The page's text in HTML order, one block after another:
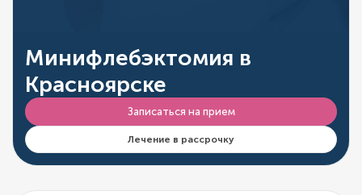
Минифлебэктомия в
Красноярске
Записаться на прием
Лечение в рассрочку